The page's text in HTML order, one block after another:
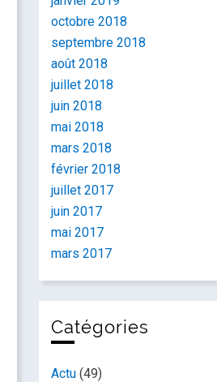
octobre 2018
septembre 2018
août 2018
juillet 2018
juin 2018
mai 2018
mars 2018
février 2018
juillet 2017
juin 2017
mai 2017
mars 2017
Catégories
Actu (49)